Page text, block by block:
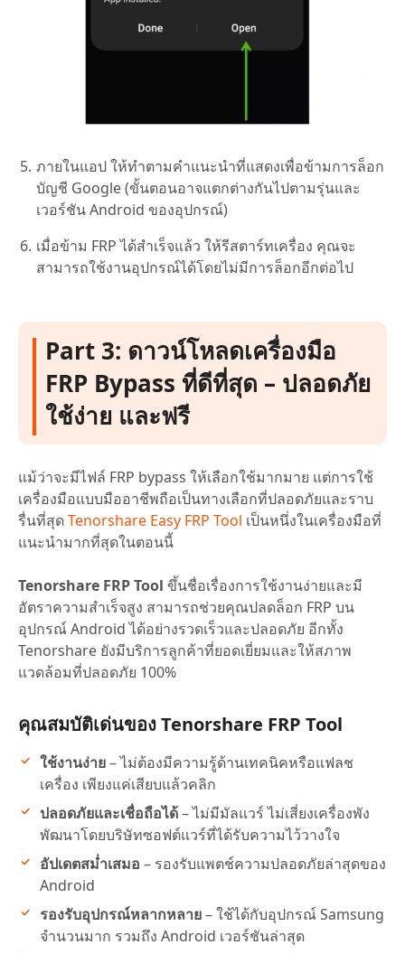
ภายในแอป ให้ทำตามคำแนะนำที่แสดงเพื่อข้ามการล็อก
บัญชี Google (ขั้นตอนอาจแตกต่างกันไปตามรุ่นและ
เวอร์ชัน Android ของอุปกรณ์)
เมื่อข้าม FRP ได้สำเร็จแล้ว ให้รีสตาร์ทเครื่อง คุณจะ
สามารถใช้งานอุปกรณ์ได้โดยไม่มีการล็อกอีกต่อไป
Part 3: ดาวน์โหลดเครื่องมือ
FRP Bypass ที่ดีที่สุด – ปลอดภัย
ใช้ง่าย และฟรี
แม้ว่าจะมีไฟล์ FRP bypass ให้เลือกใช้มากมาย แต่การใช้
เครื่องมือแบบมืออาชีพถือเป็นทางเลือกที่ปลอดภัยและราบ
รื่นที่สุดTenorshare Easy FRP Tool เป็นหนึ่งในเครื่องมือที่
แนะนำมากที่สุดในตอนนี้
Tenorshare FRP Tool ขึ้นชื่อเรื่องการใช้งานง่ายและมี
อัตราความสำเร็จสูง สามารถช่วยคุณปลดล็อก FRP บน
อุปกรณ์ Android ได้อย่างรวดเร็วและปลอดภัย อีกทั้ง
Tenorshare ยังมีบริการลูกค้าที่ยอดเยี่ยมและให้สภาพ
แวดล้อมที่ปลอดภัย 100%
คุณสมบัติเด่นของ Tenorshare FRP Tool
ใช้งานง่าย– ไม่ต้องมีความรู้ด้านเทคนิคหรือแฟลช
เครื่อง เพียงแค่เสียบแล้วคลิก
ปลอดภัยและเชื่อถือได้– ไม่มีมัลแวร์ ไม่เสี่ยงเครื่องพัง
พัฒนาโดยบริษัทซอฟต์แวร์ที่ได้รับความไว้วางใจ
อัปเดตสม่ำเสมอ – รองรับแพตช์ความปลอดภัยล่าสุดของ
Android
รองรับอุปกรณ์หลากหลาย– ใช้ได้กับอุปกรณ์ Samsung
จำนวนมาก รวมถึง Android เวอร์ชันล่าสุด